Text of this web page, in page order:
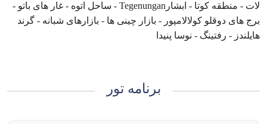
لات - منطقه کوتا - ابشارTegenungan - ساحل اتوه - غار های باتو -
برج های دوقلو کولالامپور - بازار چینی ها - بازارهای شبانه - گرند
هایلندز - رفتینگ - نوسا پنیدا
برنامه تور